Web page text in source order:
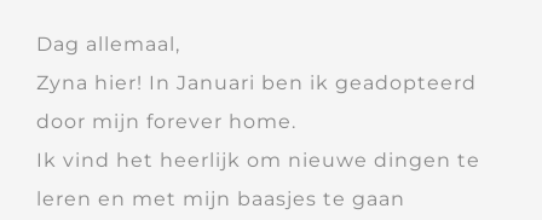
Dag allemaal,
Zyna hier! In Januari ben ik geadopteerd
door mijn forever home.
Ik vind het heerlijk om nieuwe dingen te
leren en met mijn baasjes te gaan